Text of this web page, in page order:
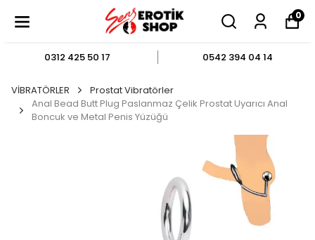
0
0312 425 50 17 0542 394 04 14
VİBRATÖRLER
Prostat Vibratörler
Anal Bead Butt Plug Paslanmaz Çelik Prostat Uyarıcı Anal
Boncuk ve Metal Penis Yüzüğü